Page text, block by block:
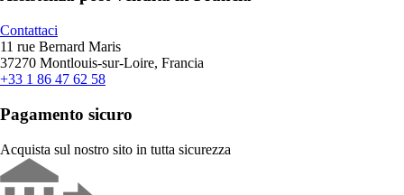
Contattaci
11 rue Bernard Maris
37270 Montlouis-sur-Loire, Francia
+33 1 86 47 62 58
Pagamento sicuro
Acquista sul nostro sito in tutta sicurezza